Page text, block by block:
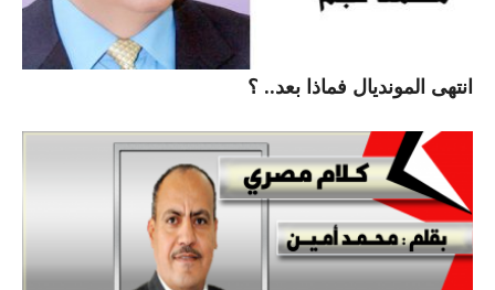
انتهى المونديال فماذا بعد.. ؟